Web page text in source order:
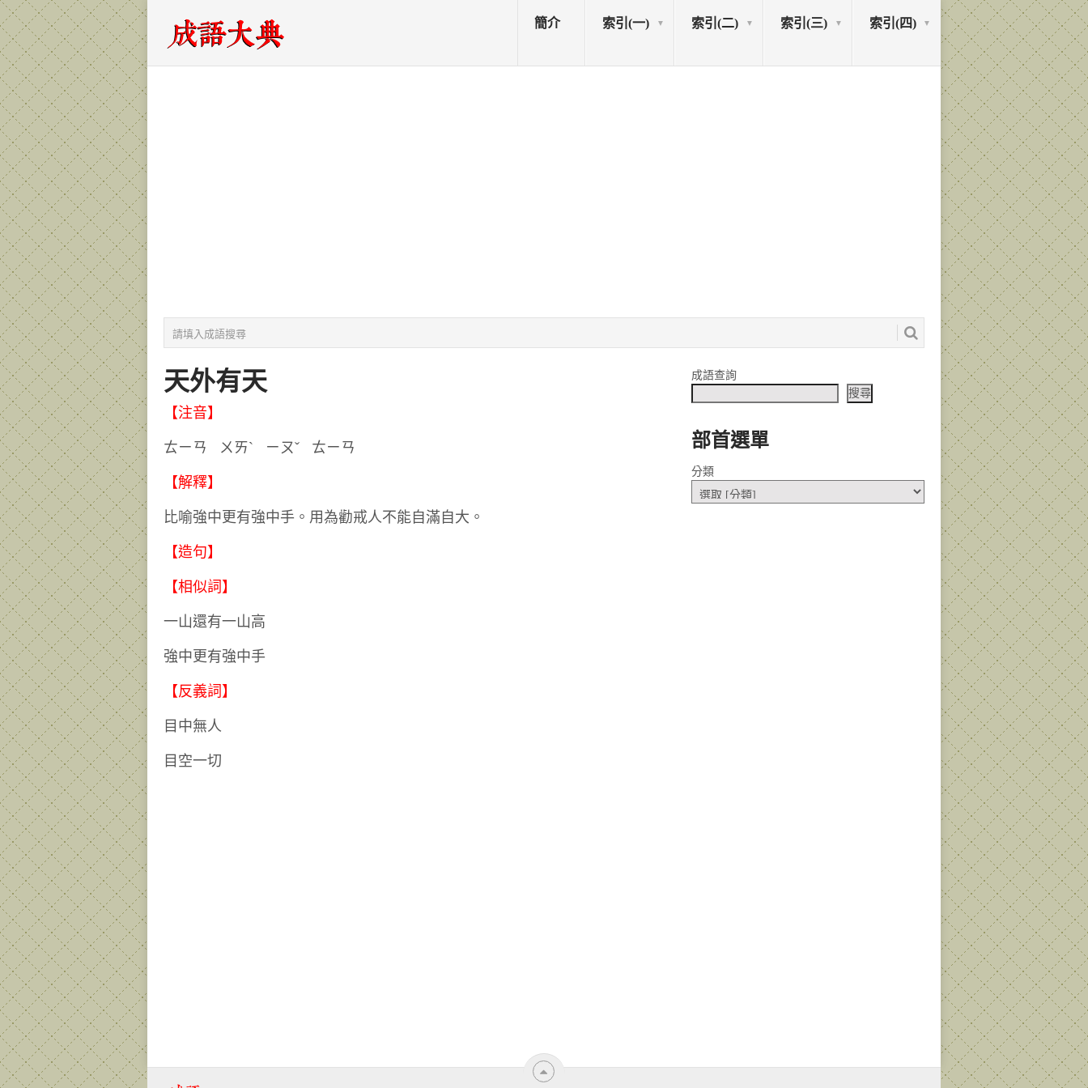
簡介 索引(一) 索引(二) 索引(三) 索引(四)
天外有天
【注音】
ㄊㄧㄢ ㄨㄞˋ ㄧㄡˇ ㄊㄧㄢ
【解釋】
比喻強中更有強中手。用為勸戒人不能自滿自大。
【造句】
【相似詞】
一山還有一山高
強中更有強中手
【反義詞】
目中無人
目空一切
成語查詢
搜尋
部首選單
分類